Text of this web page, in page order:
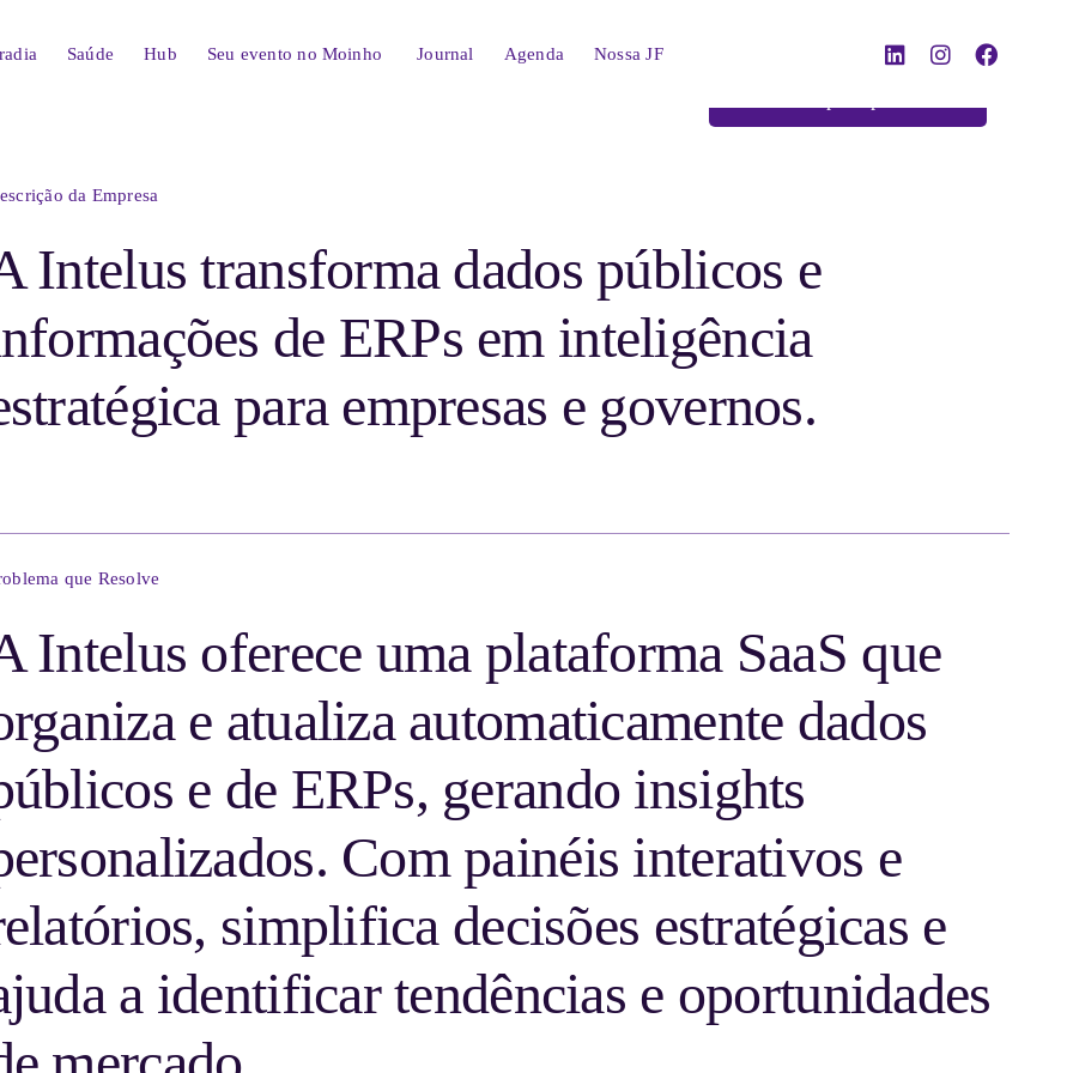
Saúde Hub Seu evento no Moinho Journal Agenda Nossa JF
da Empresa
Intelus transforma dados públicos e
de ERPs em inteligência
para empresas e governos.
que Resolve
Intelus oferece uma plataforma SaaS que
e atualiza automaticamente dados
e de ERPs, gerando insights
Com painéis interativos e
simplifica decisões estratégicas e
a identificar tendências e oportunidades